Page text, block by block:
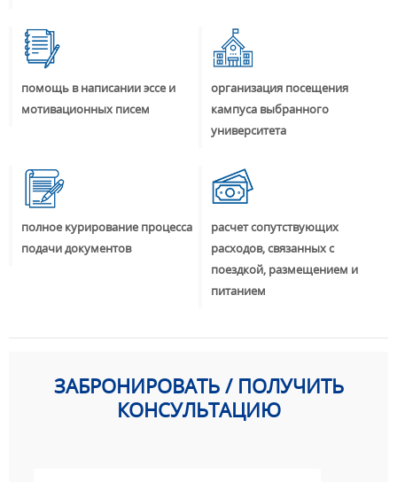
помощь в написании эссе и
мотивационных писем
организация посещения
кампуса выбранного
университета
полное курирование процесса
подачи документов
расчет сопутствующих
расходов, связанных с
поездкой, размещением и
питанием
ЗАБРОНИРОВАТЬ / ПОЛУЧИТЬ
КОНСУЛЬТАЦИЮ